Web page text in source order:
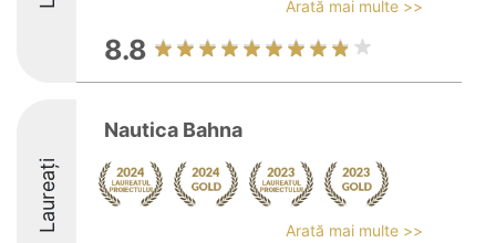
Arată mai multe >>
8.8
Laureați
Nautica Bahna
Arată mai multe >>